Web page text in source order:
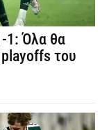
1: Όλα θα
playoffs του